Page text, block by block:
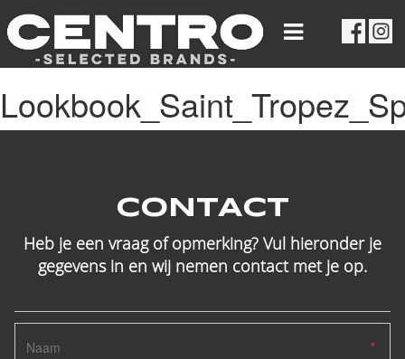
CONTACT
Heb je een vraag of opmerking? Vul hieronder je
gegevens in en wij nemen contact met je op.
*
*